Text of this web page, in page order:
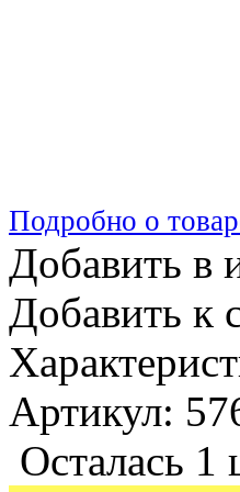
Подробно о
Добавить в
Добавить к
Артикул:
Осталась 1